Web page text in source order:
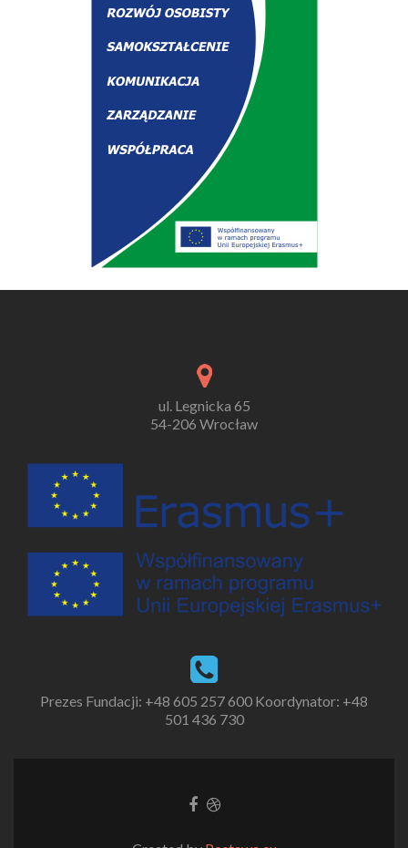
ul. Legnicka 65
54-206 Wrocław
Prezes Fundacji: +48 605 257 600 Koordynator: +48
501 436 730